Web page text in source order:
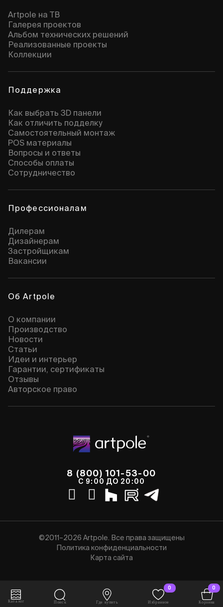
Каталог Поиск Где купить
0
Избранное
0
Корзина
Artpole на ТВ
Галерея проектов
Альбом технических решений
Реализованные проекты
Коллекции
Поддержка
Как выбрать 3D панели
Как отличить подделку
Самостоятельный монтаж
POS материалы
Вопросы и ответы
Способы оплаты
Сотрудничество
Профессионалам
Дилерам
Дизайнерам
Застройщикам
Вакансии
Об Artpole
О компании
Производство
Новости
Статьи
Идеи и интерьер
Гарантии, сертификаты
Отзывы
Авторское право
8 (800) 101-53-00
С 9:00 ДО 20:00
©2011–2026 Artpole. Все права защищены
Политика конфиденциальности
Карта сайта